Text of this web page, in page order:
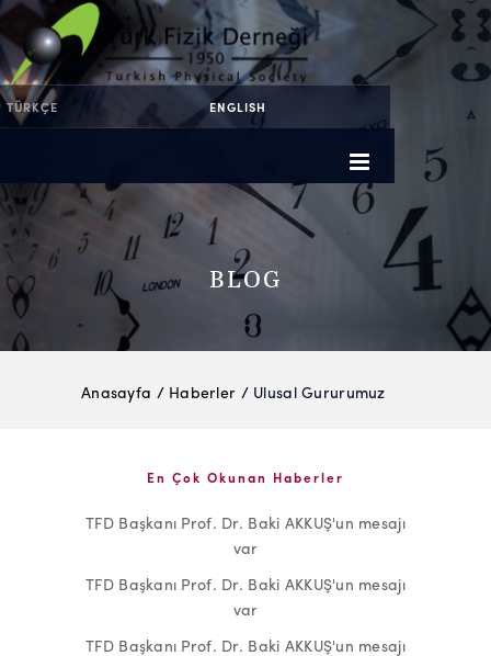
ENGLISH
TÜRKÇE
BLOG
Anasayfa / Haberler / Ulusal Gururumuz
En Çok Okunan Haberler
TFD Başkanı Prof. Dr. Baki AKKUŞ'un mesajı
var
TFD Başkanı Prof. Dr. Baki AKKUŞ'un mesajı
var
TFD Başkanı Prof. Dr. Baki AKKUŞ'un mesajı